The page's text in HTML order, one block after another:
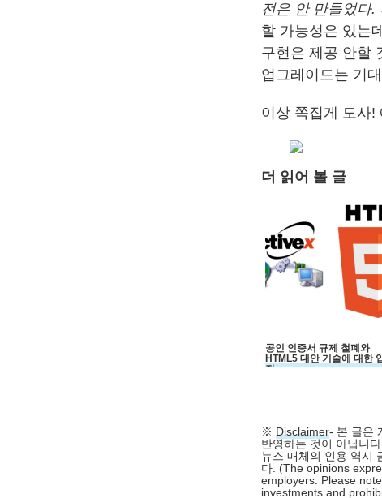
전은 안 만들었다.
할 가능성은 있는
구현은 제공 안할
업그레이드는 기
이상 쪽집게 도사!
더 읽어 볼 글
공인 인증서 규제 철폐와
HTML5 대안 기술에 대한
장
※ Disclaimer- 본 글은
반영하는 것이 아닙니
뉴스 매체의 인용 역시
다. (The opinions
employers. Please
investments and